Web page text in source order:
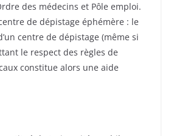
des médecins et Pôle emploi.
de dépistage éphémère : le
centre de dépistage (même si
le respect des règles de
constitue alors une aide